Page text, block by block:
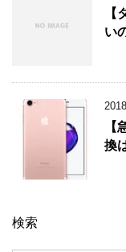
【
い
換
検索